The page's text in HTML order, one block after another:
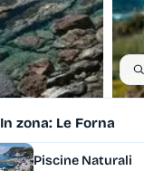
In zona: Le Forna
Piscine Naturali